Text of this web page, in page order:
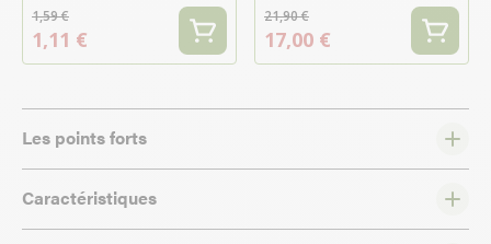
1,59 €
1,11 €
21,90 €
17,00 €
Les points forts
Caractéristiques